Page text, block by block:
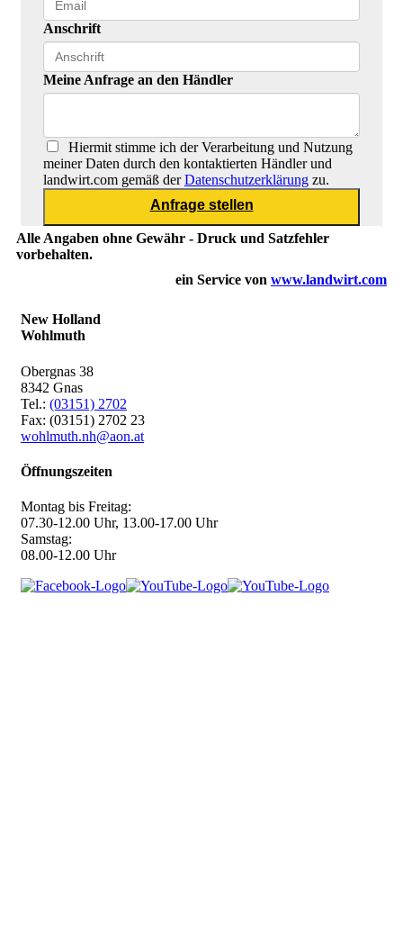
Anschrift
Meine Anfrage an den Händler
Hiermit stimme ich der Verarbeitung und Nutzung
meiner Daten durch den kontaktierten Händler und
landwirt.com gemäß derDatenschutzerklärung zu.
Alle Angaben ohne Gewähr - Druck und Satzfehler
vorbehalten.
ein Service von www.landwirt.com
New Holland
Wohlmuth
Obergnas 38
8342 Gnas
Tel.: (03151) 2702
Fax: (03151) 2702 23
wohlmuth.nh@aon.at
Öffnungszeiten
Montag bis Freitag:
07.30-12.00 Uhr, 13.00-17.00 Uhr
Samstag:
08.00-12.00 Uhr